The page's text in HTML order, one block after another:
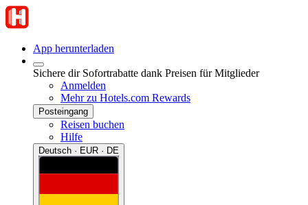
App herunterladen
Sichere dir Sofortrabatte dank Preisen für Mitglieder
Anmelden
Mehr zu Hotels.com Rewards
Posteingang
Reisen buchen
Hilfe
Deutsch · EUR · DE